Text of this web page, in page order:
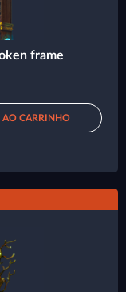
frame
CARRINHO